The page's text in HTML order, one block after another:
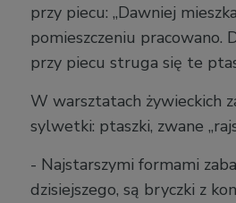
przy piecu: „Dawniej
pomieszczeniu pracowano.
przy piecu struga się te
W warsztatach żywieckich
sylwetki: ptaszki, zwane
- Najstarszymi formami
dzisiejszego, są bryczki z